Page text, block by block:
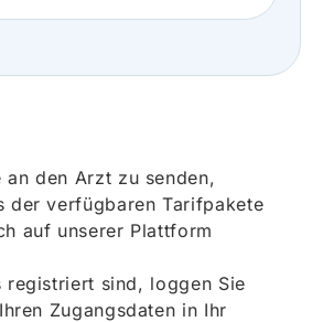
an den Arzt zu senden,
der verfügbaren Tarifpakete
auf unserer Plattform
registriert sind, loggen Sie
Zugangsdaten in Ihr